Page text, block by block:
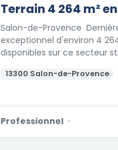
Terrain 4 264 m²
Salon-de-Provence 
exceptionnel d'environ 4 264
disponibles sur ce secteur
13300 Salon-de-Provence
Professionnel ·